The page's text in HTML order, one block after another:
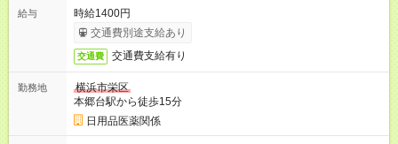
給与
時給1400円
交通費別途支給あり
交通費 交通費支給有り
勤務地
横浜市栄区
本郷台駅から徒歩15分
日用品医薬関係